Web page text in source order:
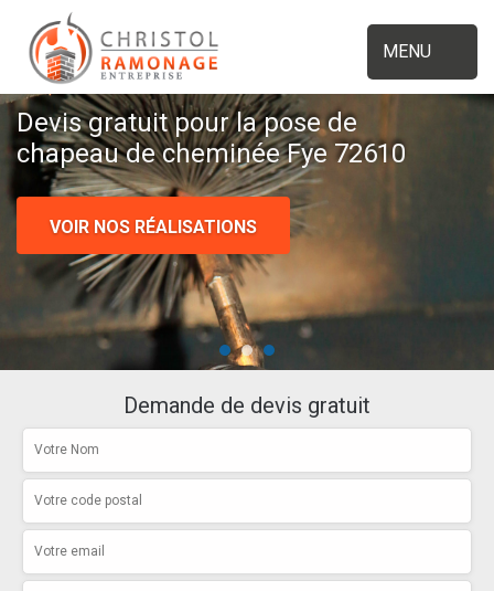
MENU
Devis gratuit pour la pose de
chapeau de cheminée Fye 72610
VOIR NOS RÉALISATIONS
Demande de devis gratuit